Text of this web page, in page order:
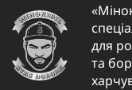
для
та